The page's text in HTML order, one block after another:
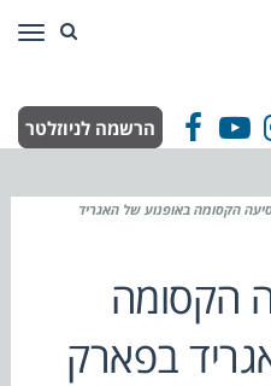
Facebook
YouTubeהרשמה לניוזלטר
הקסומה באופנוע של האגריד
הקסומה
בפארק